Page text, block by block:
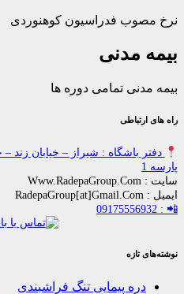
فدراسیون کوهنوردی
تمامی دوره ها
: شیراز – خیابان زند – حدفاصل
پیمایی تنگ فراشبندی